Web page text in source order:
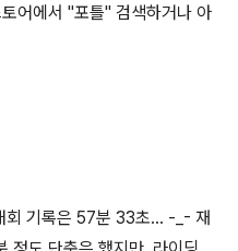
어에서 "포틀" 검색하거나 아
회 기록은 57분 33초... -_- 재